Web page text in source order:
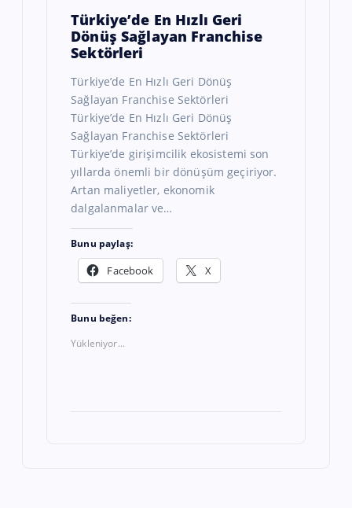
Türkiye’de En Hızlı Geri
Dönüş Sağlayan Franchise
Sektörleri
Türkiye’de En Hızlı Geri Dönüş
Sağlayan Franchise Sektörleri
Türkiye’de En Hızlı Geri Dönüş
Sağlayan Franchise Sektörleri
Türkiye’de girişimcilik ekosistemi son
yıllarda önemli bir dönüşüm geçiriyor.
Artan maliyetler, ekonomik
dalgalanmalar ve…
Bunu paylaş:
Facebook X
Bunu beğen:
Yükleniyor...